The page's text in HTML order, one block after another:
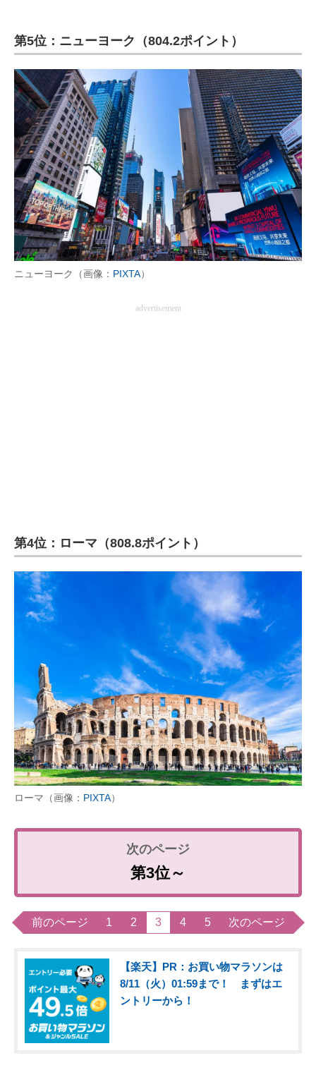
建設×テクノロジーの最前線
ちょっと気になるネットの話題
第5位：ニューヨーク（804.2ポイント）
ニューヨーク（画像： PIXTA）
advertisement
第4位：ローマ（808.8ポイント）
ローマ（画像： PIXTA）
第3位～
前のページ 1 2 3 4 5 次のページ
【楽天】PR：お買い物マラソンは
8/11（火）01:59まで！ まずはエ
ントリーから！